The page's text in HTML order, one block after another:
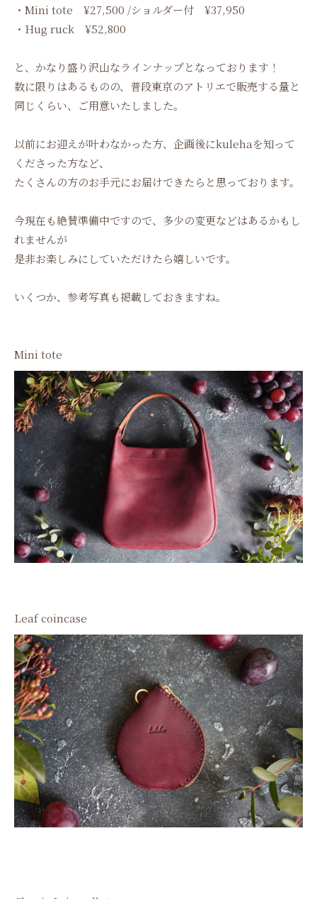
・Mini tote ¥27,500 /ショルダー付 ¥37,950
・Hug ruck ¥52,800
と、かなり盛り沢山なラインナップとなっております！
数に限りはあるものの、普段東京のアトリエで販売する量と
同じくらい、ご用意いたしました。
以前にお迎えが叶わなかった方、企画後にkulehaを知って
くださった方など、
たくさんの方のお手元にお届けできたらと思っております。
今現在も絶賛準備中ですので、多少の変更などはあるかもし
れませんが
是非お楽しみにしていただけたら嬉しいです。
いくつか、参考写真も掲載しておきますね。
Mini tote
Leaf coincase